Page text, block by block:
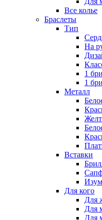
Все колье
Браслеты
Тип
На
1
1
Металл
Вставки
Для кого
Для
Для
Для